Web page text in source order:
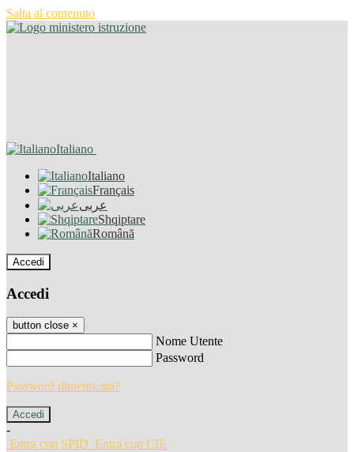
Salta al contenuto
Italiano
Italiano
Français
عربى
Shqiptare
Română
Accedi
Accedi
button close ×
Nome Utente
Password
Password dimenticata?
-
Entra con SPID Entra con CIE